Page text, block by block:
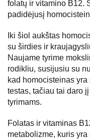
folatų ir vitamino B12.
padidėjusį
Iki šiol aukštas
su širdies ir
Naujame tyrime
rodikliu, susijusiu su
kad homocisteinas
testas, tačiau tai daro
tyrimams.
Folatas ir vitaminas
metabolizme, kuris